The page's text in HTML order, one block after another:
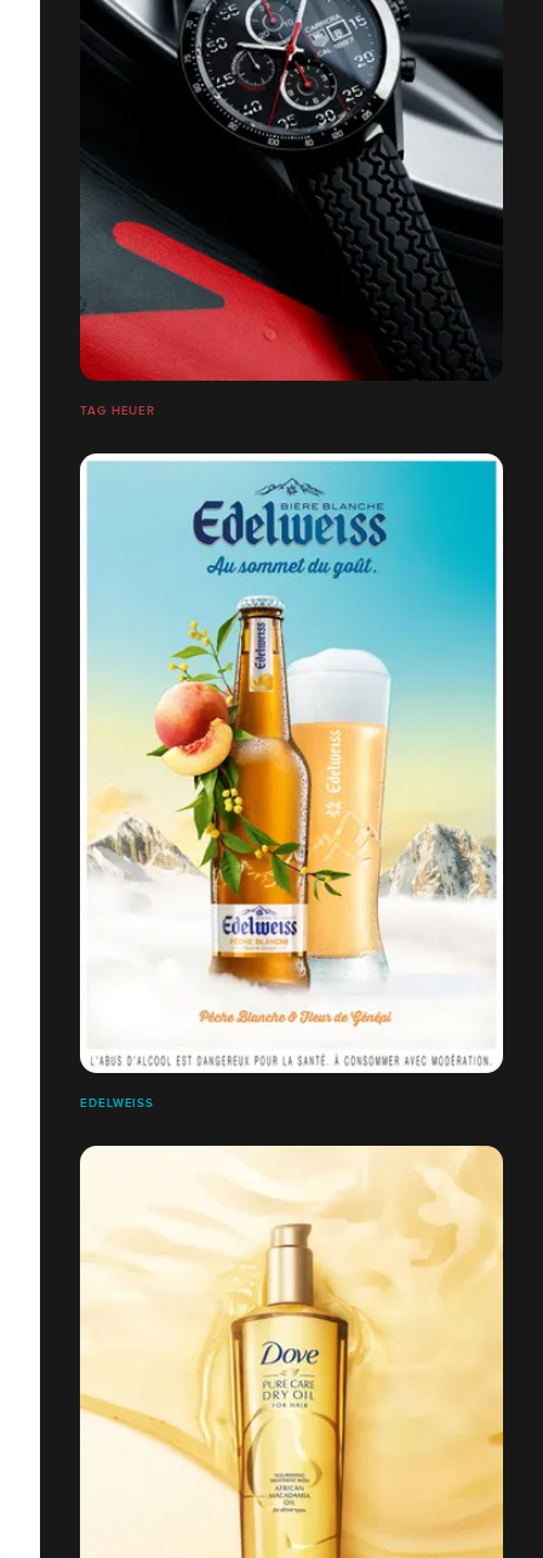
TAG HEUER
EDELWEISS